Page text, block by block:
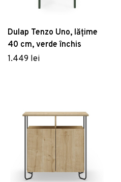
Dulap Tenzo Uno, lățime
40 cm, verde închis
1.449 lei